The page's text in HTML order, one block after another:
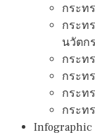
กระท
กระท
นวัตก
กระท
กระท
กระท
กระท
Infographic